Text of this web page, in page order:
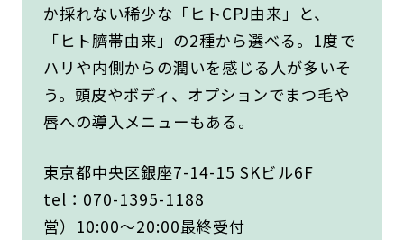
か採れない稀少な「ヒトCPJ由来」と、
「ヒト臍帯由来」の2種から選べる。1度で
ハリや内側からの潤いを感じる人が多いそ
う。頭皮やボディ、オプションでまつ毛や
唇への導入メニューもある。
東京都中央区銀座7-14-15 SKビル6F
tel：070-1395-1188
営）10:00～20:00最終受付